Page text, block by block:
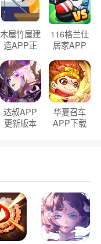
木屋竹屋建
造APP正
116格兰仕
居家APP
达叔APP
更新版本
华夏召车
APP下载